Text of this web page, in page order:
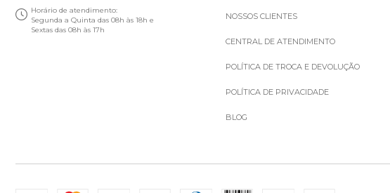
Horário de atendimento:
Segunda a Quinta das 08h às 18h e
Sextas das 08h às 17h
NOSSOS CLIENTES
CENTRAL DE ATENDIMENTO
POLÍTICA DE TROCA E DEVOLUÇÃO
POLÍTICA DE PRIVACIDADE
BLOG